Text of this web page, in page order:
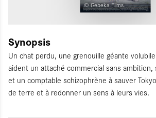
© Gebeka Films
Synopsis
Un chat perdu, une grenouille géante
aident un attaché commercial sans
et un comptable schizophrène à sauver
de terre et à redonner un sens à leurs vies.